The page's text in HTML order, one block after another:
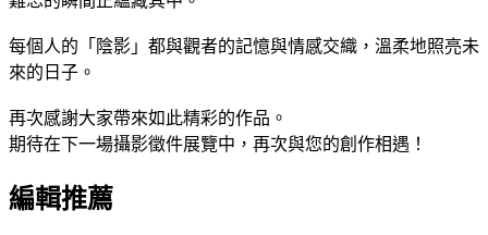
每個人的「陰影」都與觀者的記憶與情感交織，溫柔地照亮未
來的日子。
再次感謝大家帶來如此精彩的作品。
期待在下一場攝影徵件展覽中，再次與您的創作相遇！
編輯推薦